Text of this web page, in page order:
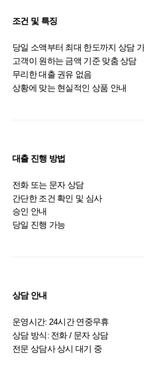
조건 및 특징
당일 소액부터 최대 한도까지 상담
고객이 원하는 금액 기준 맞춤 상담
무리한 대출 권유 없음
상황에 맞는 현실적인 상품 안내
대출 진행 방법
전화 또는 문자 상담
간단한 조건 확인 및 심사
승인 안내
당일 진행 가능
상담 안내
운영시간: 24시간 연중무휴
상담 방식: 전화 / 문자 상담
전문 상담사 상시 대기 중